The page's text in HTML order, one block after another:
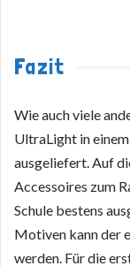
Fazit
Wie auch viele
UltraLight in
ausgeliefert. Auf
Accessoires zum
Schule bestens
Motiven kann der
werden. Für die